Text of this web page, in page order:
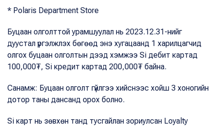
* Polaris Department Store
Буцаан олголттой урамшуулал нь 2023.12.31-нийг
дуустал үргэлжлэх бөгөөд энэ хугацаанд 1 харилцагчид
олгох буцаан олголтын дээд хэмжээ Si дебит картад
100,000₮, Si кредит картад 200,000₮ байна.
Санамж: Буцаан олголт гүйлгээ хийснээс хойш 3 хоногийн
дотор таны дансанд орох болно.
Si карт нь зөвхөн танд тусгайлан зориулсан Loyalty